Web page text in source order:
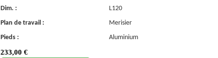
Dim. :
L120
Plan de travail :
Merisier
Pieds :
Aluminium
233,00 €